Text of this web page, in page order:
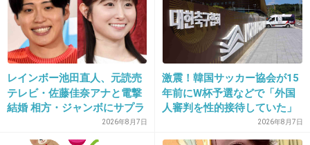
なんかよく居そうな感じなんですよ。マイナス
にされると思いますがね…。
結構通り魔の事件て狂言が多いのは事実。そし
て狂言だと思った事件は当たってます。
+17 -1
レインボー池田直人、元読売
テレビ・佐藤佳奈アナと電撃
結婚 相方・ジャンボにサプラ
2026年8月7日
激震！韓国サッカー協会が15
年前にW杯予選などで「外国
人審判を性的接待していた」
疑惑のスキャンダルが発覚！
7試合20人が対象で日本人審
2026年8月7日